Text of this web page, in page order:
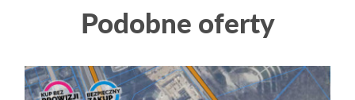
Podobne oferty